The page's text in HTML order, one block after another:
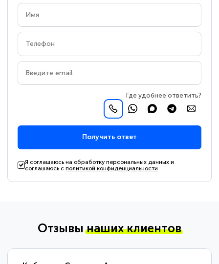
Где удобнее ответить?
Получить ответ
Я соглашаюсь на обработку персональных данных и
соглашаюсь сполитикой конфиденциальности
Отзывынаших клиентов